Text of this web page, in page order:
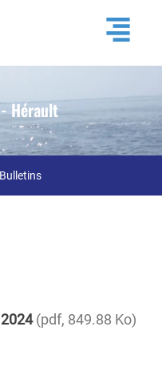
Hérault
Bulletins
pdf, 849.88 Ko